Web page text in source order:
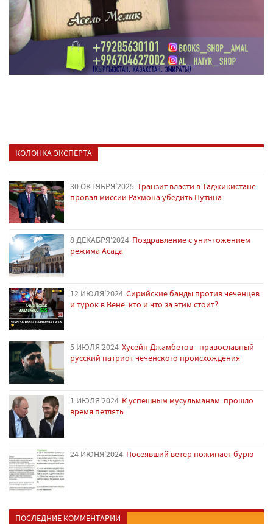
КОЛОНКА ЭКСПЕРТА
30 ОКТЯБРЯ'2025 Транзит власти в Таджикистане:
провал миссии Рахмона убедить Путина
8 ДЕКАБРЯ'2024 Поздравление с уничтожением
режима Асада
12 ИЮЛЯ'2024 Сирийские банды против чеченцев
и турок в Вене: кто и что за этим стоит?
5 ИЮЛЯ'2024 Хусейн Джамбетов - православный
русский патриот чеченского происхождения
1 ИЮЛЯ'2024 К успешным мусульманам: прошло
время петлять
24 ИЮНЯ'2024 Посеявший ветер пожинает бурю
ПОСЛЕДНИЕ КОММЕНТАРИИ